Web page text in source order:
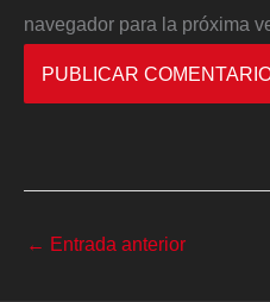
navegador para la próxima
← Entrada anterior